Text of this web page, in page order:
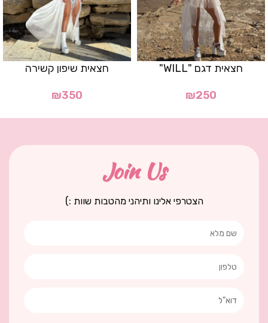
חצאית דגם "WILL"
₪250
חצאית שיפון קשירה
₪350
Join Us
הצטרפי אלינו ותיהני מהטבות שוות :)